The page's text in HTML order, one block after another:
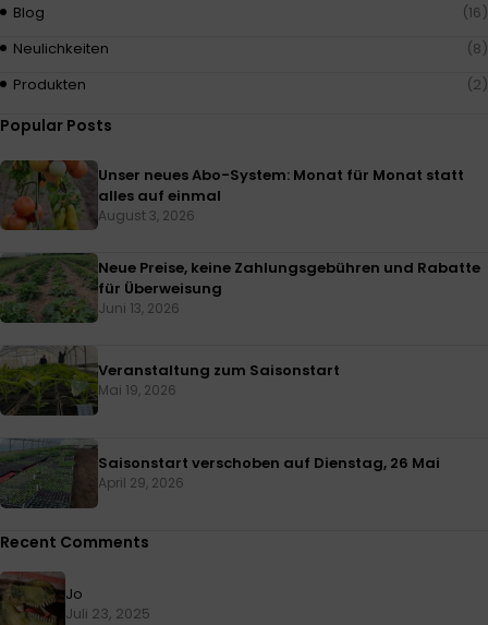
Blog
(16)
Neulichkeiten
(8)
Produkten
(2)
Popular Posts
Unser neues Abo-System: Monat für Monat statt
alles auf einmal
August 3, 2026
Neue Preise, keine Zahlungsgebühren und Rabatte
für Überweisung
Juni 13, 2026
Veranstaltung zum Saisonstart
Mai 19, 2026
Saisonstart verschoben auf Dienstag, 26 Mai
April 29, 2026
Recent Comments
Jo
Juli 23, 2025